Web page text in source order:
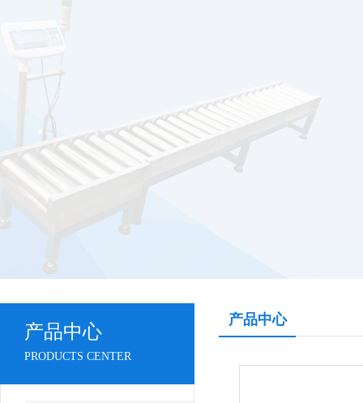
产品中心
PRODUCTS CENTER
产品中心